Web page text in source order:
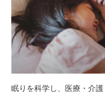
眠りを科学し、医療・介